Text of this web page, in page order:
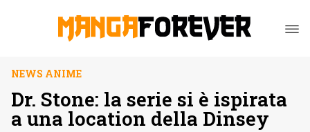
NEWS ANIME
Dr. Stone: la serie si è ispirata
a una location della Dinsey